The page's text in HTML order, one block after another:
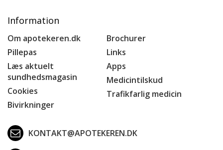
Information
Om apotekeren.dk
Pillepas
Læs aktuelt
sundhedsmagasin
Cookies
Bivirkninger
Brochurer
Links
Apps
Medicintilskud
Trafikfarlig medicin
KONTAKT@APOTEKEREN.DK